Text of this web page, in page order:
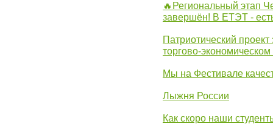
🔥Региональный этап
завершён! В ЕТЭТ -
Патриотический
торгово-
Мы на Фестивале
Лыжня России
Как скоро наши